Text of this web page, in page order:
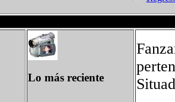
Lo más reciente